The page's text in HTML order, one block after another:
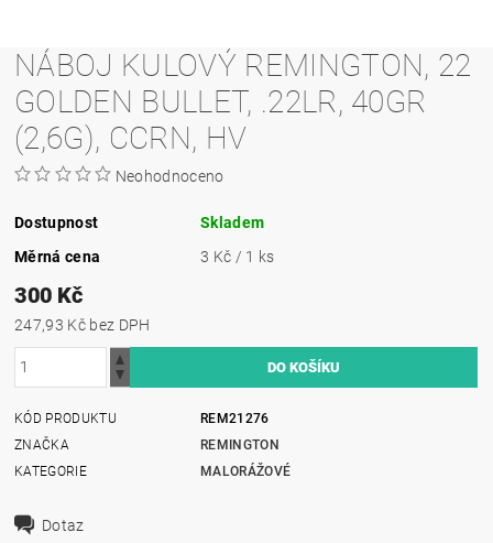
NÁBOJ KULOVÝ REMINGTON, 22
GOLDEN BULLET, .22LR, 40GR
(2,6G), CCRN, HV
Neohodnoceno
Dostupnost
Skladem
Měrná cena
3 Kč / 1 ks
300 Kč
247,93 Kč bez DPH
KÓD PRODUKTU
REM21276
ZNAČKA
REMINGTON
KATEGORIE
MALORÁŽOVÉ
Dotaz